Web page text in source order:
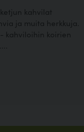
kahvilat
ja muita herkkuja.
kahviloihin koirien